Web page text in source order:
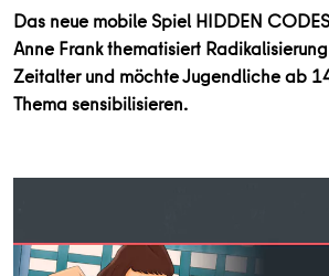
Das neue mobile Spiel HIDDEN
Anne Frank thematisiert
Zeitalter und möchte Jugendliche ab
Thema sensibilisieren.